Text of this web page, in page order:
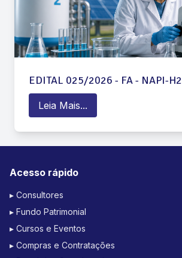
EDITAL 025/2026 - FA - NAPI-H2
Leia Mais...
Acesso rápido
▸ Consultores
▸ Fundo Patrimonial
▸ Cursos e Eventos
▸ Compras e Contratações